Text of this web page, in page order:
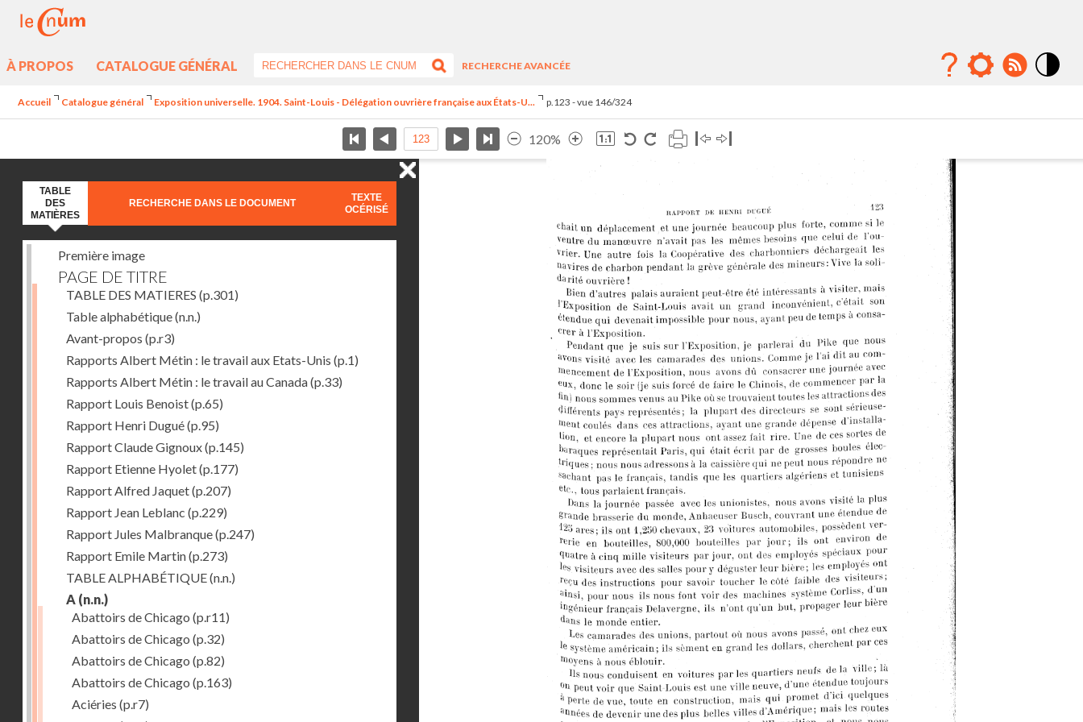
À PROPOS CATALOGUE GÉNÉRAL
RECHERCHE AVANCÉE
Accueil Catalogue général Exposition universelle. 1904. Saint-Louis - Délégation ouvrière française aux États-U... p.123 - vue 146/324
120%
TABLE
DES
MATIÈRES
RECHERCHE DANS LE DOCUMENT
TEXTE
OCÉRISÉ
Première image
PAGE DE TITRE
TABLE DES MATIERES (p.301)
Table alphabétique(n.n.)
Avant-propos (p.r3)
Rapports Albert Métin : le travail aux Etats-Unis (p.1)
Rapports Albert Métin : le travail au Canada(p.33)
Rapport Louis Benoist(p.65)
Rapport Henri Dugué(p.95)
Rapport Claude Gignoux(p.145)
Rapport Etienne Hyolet(p.177)
Rapport Alfred Jaquet(p.207)
Rapport Jean Leblanc (p.229)
Rapport Jules Malbranque(p.247)
Rapport Emile Martin(p.273)
TABLE ALPHABÉTIQUE(n.n.)
A (n.n.)
Abattoirs de Chicago (p.r11)
Abattoirs de Chicago (p.32)
Abattoirs de Chicago (p.82)
Abattoirs de Chicago (p.163)
Aciéries (p.r7)